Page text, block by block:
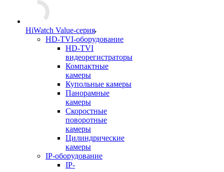
HiWatch Value-серия
HD-TVI-оборудование
HD-TVI
видеорегистраторы
Компактные
камеры
Купольные камеры
Панорамные
камеры
Скоростные
поворотные
камеры
Цилиндрические
камеры
IP-оборудование
IP-